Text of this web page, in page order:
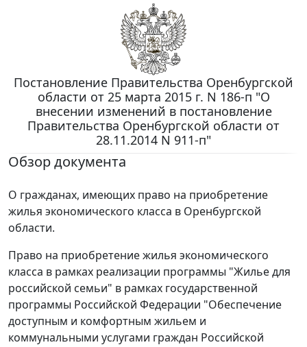
Постановление Правительства Оренбургской
области от 25 марта 2015 г. N 186-п "О
внесении изменений в постановление
Правительства Оренбургской области от
28.11.2014 N 911-п"
Обзор документа
О гражданах, имеющих право на приобретение
жилья экономического класса в Оренбургской
области.
Право на приобретение жилья экономического
класса в рамках реализации программы "Жилье для
российской семьи" в рамках государственной
программы Российской Федерации "Обеспечение
доступным и комфортным жильем и
коммунальными услугами граждан Российской